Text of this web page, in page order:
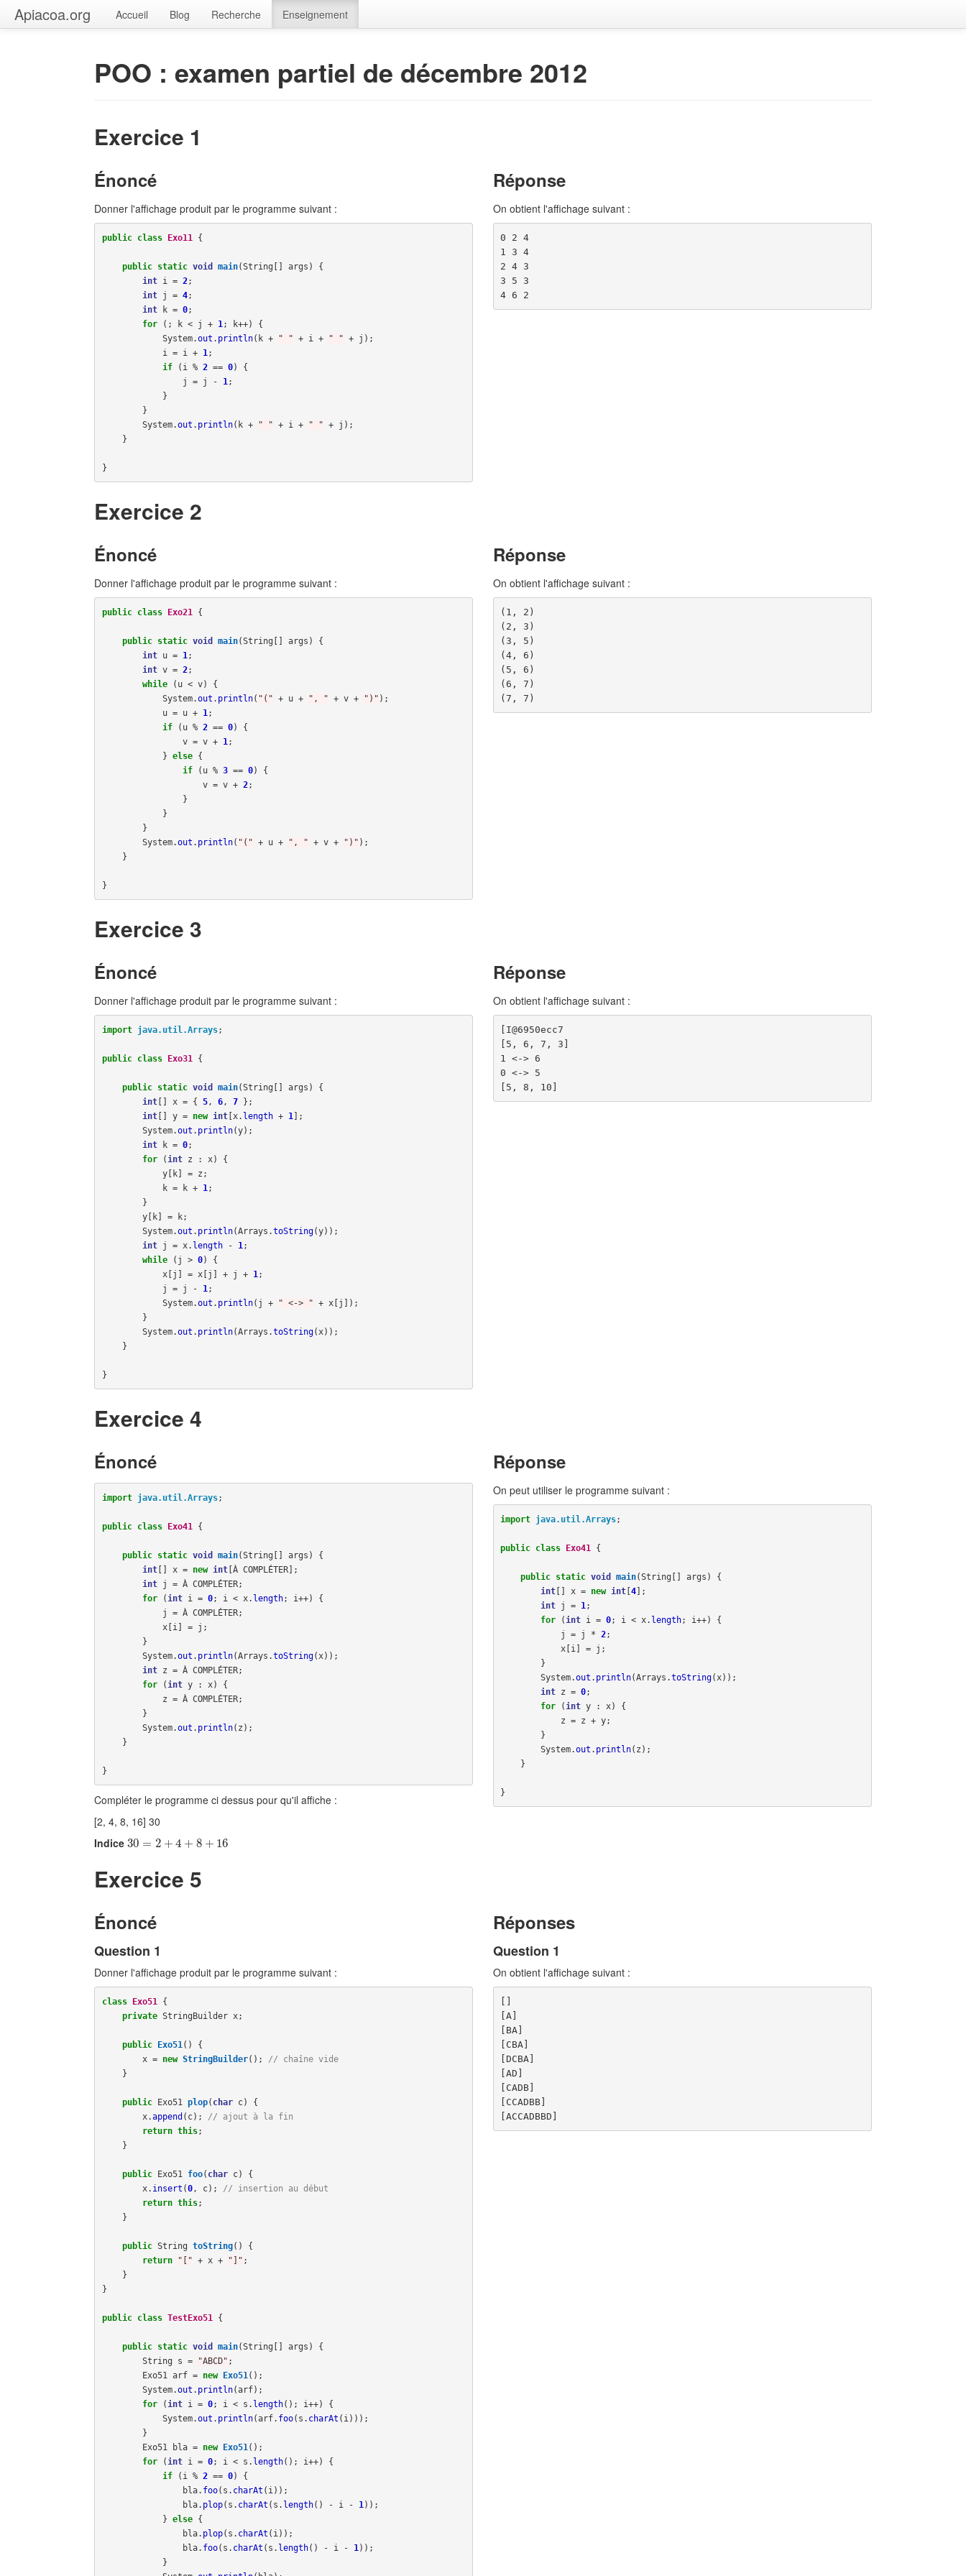
Apiacoa.org Accueil Blog Recherche Enseignement
POO : examen partiel de décembre 2012
Exercice 1
Énoncé
Donner l'affichage produit par le programme suivant :
public class Exo11 {
public static void main(String [] args )
{
int i = 2;
int j = 4;
int
k = 0;
for
(; k < j + 1 ; k++)
{
System.out . println( k + " " + i + " " + j );
i
= i + 1 ;
if
( i % 2 == 0)
{
j
= j - 1 ;
}
}
System.out . println( k + " " + i + " " + j );
}
}
Réponse
On obtient l'affichage suivant :
0 2 4
1 3 4
2 4 3
3 5 3
Exercice 2
Énoncé
Donner l'affichage produit par le programme suivant :
public class Exo21 {
public static void main(String [] args )
{
int u = 1 ;
int v = 2;
while
( u < v)
{
System.out . println( "(" + u + ", " + v + ")" );
u = u + 1 ;
if
( u % 2 == 0)
{
v = v + 1 ;
} else {
if
( u % 3 == 0)
{
v = v + 2;
}
}
}
System.out . println( "(" + u + ", " + v + ")" );
}
}
Réponse
On obtient l'affichage suivant :
(1, 2)
(2, 3)
(3, 5)
(4, 6)
(5, 6)
(6, 7)
Exercice 3
Énoncé
Donner l'affichage produit par le programme suivant :
import java.util.Arrays;
public class Exo31 {
public static void main(String [] args )
{
int[] x = { 5, 6, 7 };
int[] y = new int[x. length + 1 ];
System.out . println(y);
int
k = 0;
for
( int z : x)
{
y[ k] = z ;
k = k + 1 ;
}
y[ k] = k;
System.out . println(Arrays .toString(y));
int j = x. length - 1 ;
while
( j > 0)
{
x[j ] = x[j ] + j + 1 ;
j
= j - 1 ;
System.out . println( j + " <-> " + x[j ]);
}
System.out . println(Arrays .toString( x));
}
}
Réponse
On obtient l'affichage suivant :
[I@6950ecc7
[5, 6, 7, 3]
1 <-> 6
0 <-> 5
Exercice 4
Énoncé
import java.util.Arrays;
public class Exo41 {
public static void main(String [] args )
{
int[] x = new int[À COMPLÉTER];
int j = À COMPLÉTER;
for
( int i = 0; i < x. length; i++)
{
j
= À COMPLÉTER;
x[i ] = j ;
}
System.out . println(Arrays .toString( x));
int z = À COMPLÉTER;
for
( int y : x)
{
z = À COMPLÉTER;
}
System.out . println( z );
}
}
Compléter le programme ci dessus pour qu'il affiche :
[2, 4, 8, 16] 30
Indice 30 = 2 + 4 + 8 + 16
30 =2+4 +8 +16
Réponse
On peut utiliser le programme suivant :
import java.util.Arrays;
public class Exo41 {
public static void main(String [] args )
{
int [] x = new int [4];
int j = 1 ;
for
( int i = 0; i < x. length; i++)
{
j
= j * 2;
x [i ] = j ;
}
System.out . println(Arrays .toString( x));
int z = 0;
for
( int y : x)
{
z = z + y;
}
System.out . println( z );
}
}
Exercice 5
Énoncé
Question 1
Donner l'affichage produit par le programme suivant :
class Exo51
{
private StringBuilder x;
public Exo51 ()
{
x = new StringBuilder();
// chaîne vide
}
public Exo51 plop( char c)
{
x.append ( c);
// ajout à la fin
return this;
}
public Exo51 foo( char c)
{
x. insert (0, c);
// insertion au début
return this;
}
public String toString()
{
return
"[" + x + "]" ;
}
}
public class TestExo51 {
public static void main(String [] args )
{
String
s = "ABCD" ;
Exo51
arf = new Exo51 ();
System.out . println(arf);
for
( int i = 0; i < s . length(); i++)
{
System.out . println(arf. foo( s . charAt ( i )));
}
Exo51
bla = new Exo51 ();
for
( int i = 0; i < s . length(); i++)
{
if
( i % 2 == 0)
{
bla. foo( s . charAt ( i ));
bla. plop( s . charAt ( s . length() - i - 1 ));
} else {
bla. plop( s . charAt ( i ));
bla. foo( s . charAt ( s . length() - i - 1 ));
}
Réponses
Question 1
On obtient l'affichage suivant :
[]
[A]
[BA]
[CBA]
[DCBA]
[AD]
[CADB]
[CCADBB]